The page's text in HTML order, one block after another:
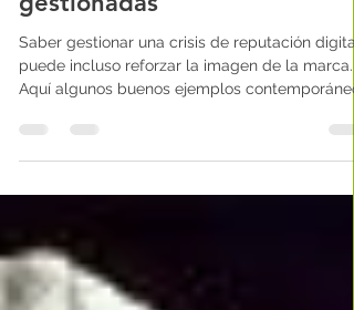
Ejemplos de crisis de
reputación online bien
gestionadas
Saber gestionar una crisis de reputación digital